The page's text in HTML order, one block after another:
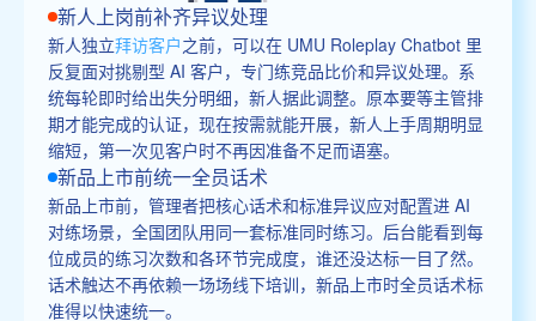
新人上岗前补齐异议处理
新人独立拜访客户之前，可以在 UMU Roleplay Chatbot 里
反复面对挑剔型 AI 客户，专门练竞品比价和异议处理。系
统每轮即时给出失分明细，新人据此调整。原本要等主管排
期才能完成的认证，现在按需就能开展，新人上手周期明显
缩短，第一次见客户时不再因准备不足而语塞。
新品上市前统一全员话术
新品上市前，管理者把核心话术和标准异议应对配置进 AI
对练场景，全国团队用同一套标准同时练习。后台能看到每
位成员的练习次数和各环节完成度，谁还没达标一目了然。
话术触达不再依赖一场场线下培训，新品上市时全员话术标
准得以快速统一。